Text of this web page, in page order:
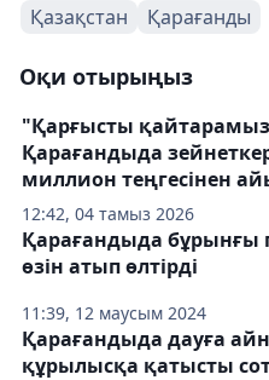
Қазақстан Қарағанды
Оқи отырыңыз
12:42, 04 тамыз 2026
"Қарғысты
Қарағандыда
миллион теңгесінен
11:39, 12 маусым 2024
Қарағандыда бұрынғы
өзін атып өлтірді
Қарағандыда дауға
құрылысқа қатысты